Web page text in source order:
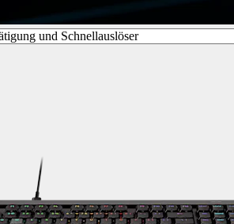
und Schnellauslöser